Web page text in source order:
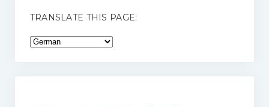
TRANSLATE THIS PAGE: